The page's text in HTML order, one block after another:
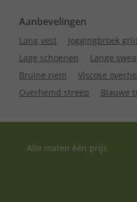
Aanbevelingen
Lang vest Joggingbroek
Lage schoenen
Lange
Bruine riem
Viscose
Overhemd streep
Blauwe
Alle maten één prijs